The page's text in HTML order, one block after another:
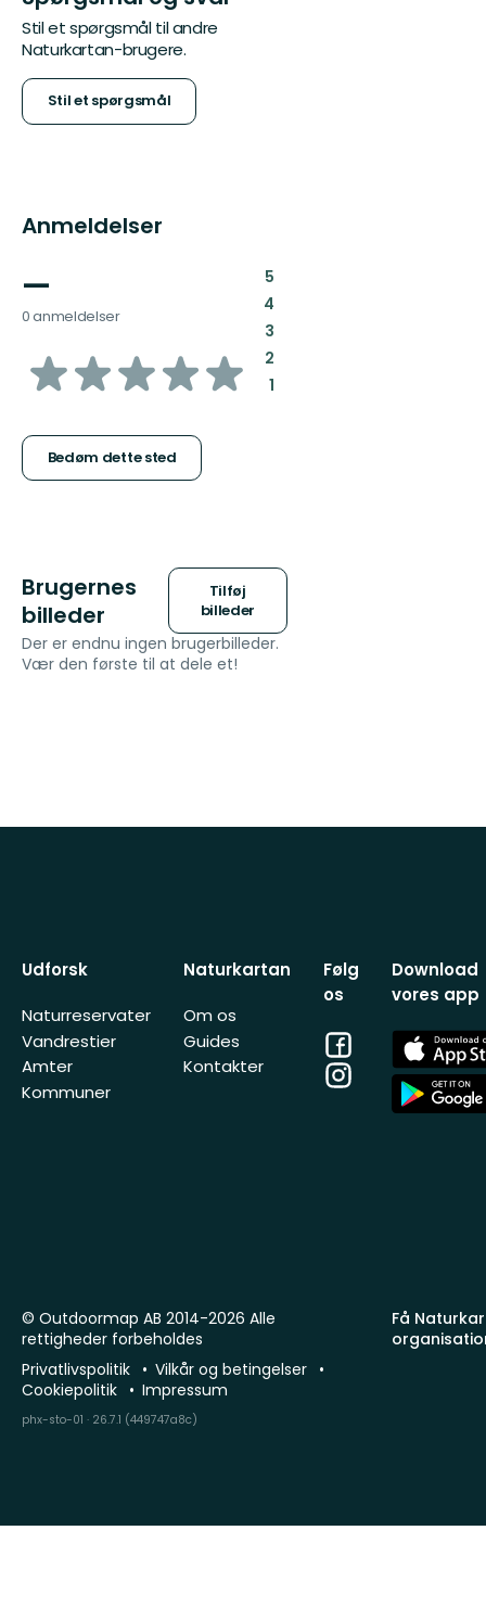
Stil et spørgsmål til andre
Naturkartan-brugere.
Stil et spørgsmål
Anmeldelser
—
0 anmeldelser
ud
5
Bedøm dette sted
5:
4:
3:
2:
1:
Brugernes
billeder
Tilføj
billeder
Der er endnu ingen brugerbilleder.
Vær den første til at dele et!
Udforsk
Naturreservater
Vandrestier
Amter
Kommuner
Naturkartan
Om os
Guides
Kontakter
Følg
os
Facebook
Instagram
Download
vores app
App
Store
App
Store
Få
© Outdoormap AB 2014-2026 Alle
rettigheder forbeholdes
Privatlivspolitik
Vilkår og betingelser
Cookiepolitik
Impressum
phx-sto-01 · 26.7.1 (449747a8c)